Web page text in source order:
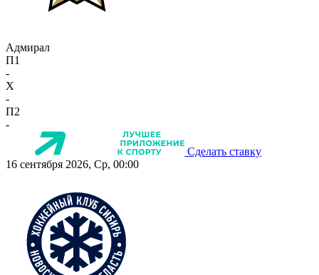
Адмирал
П1
-
X
-
П2
-
Сделать ставку
16 сентября 2026, Ср, 00:00